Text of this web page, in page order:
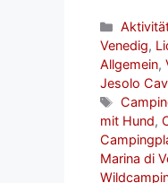
Venedig,
Allgemein,
Jesolo
mit Hund,
Marina di